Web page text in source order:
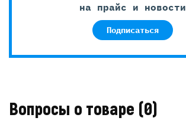
на прайс и новости
Подписаться
Вопросы о товаре (0)